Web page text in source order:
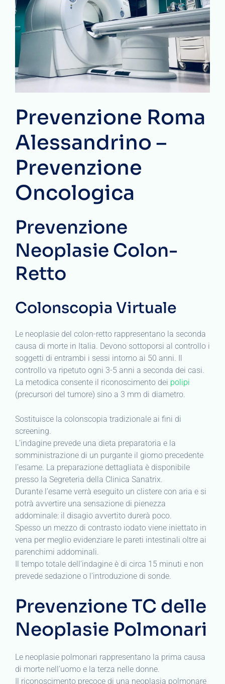
Prevenzione Roma
Alessandrino –
Prevenzione
Oncologica
Prevenzione
Neoplasie Colon-
Retto
Colonscopia Virtuale
Le neoplasie del colon-retto rappresentano la seconda
causa di morte in Italia. Devono sottoporsi al controllo i
soggetti di entrambi i sessi intorno ai 50 anni. Il
controllo va ripetuto ogni 3-5 anni a seconda dei casi.
La metodica consente il riconoscimento dei polipi
(precursori del tumore) sino a 3 mm di diametro.
Sostituisce la colonscopia tradizionale ai fini di
screening.
L’indagine prevede una dieta preparatoria e la
somministrazione di un purgante il giorno precedente
l’esame. La preparazione dettagliata è disponibile
presso la Segreteria della Clinica Sanatrix.
Durante l’esame verrà eseguito un clistere con aria e si
potrà avvertire una sensazione di pienezza
addominale: il disagio avvertito durerà poco.
Spesso un mezzo di contrasto iodato viene iniettato in
vena per meglio evidenziare le pareti intestinali oltre ai
parenchimi addominali.
Il tempo totale dell’indagine è di circa 15 minuti e non
prevede sedazione o l’introduzione di sonde.
Prevenzione TC delle
Neoplasie Polmonari
Le neoplasie polmonari rappresentano la prima causa
di morte nell’uomo e la terza nelle donne.
Il riconoscimento precoce di una neoplasia polmonare